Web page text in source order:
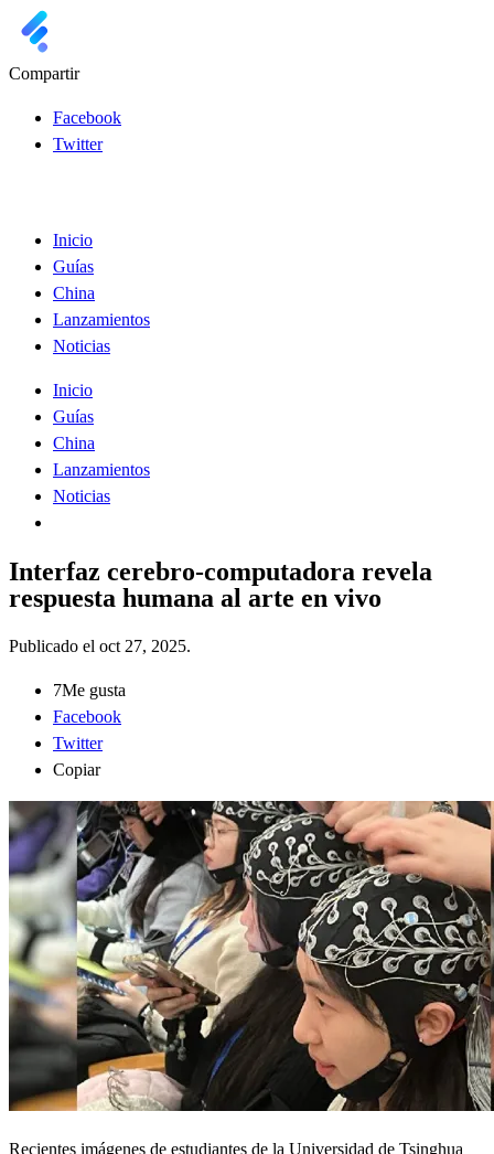
Compartir
Facebook
Twitter
Inicio
Guías
China
Lanzamientos
Noticias
Inicio
Guías
China
Lanzamientos
Noticias
Interfaz cerebro-computadora revela
respuesta humana al arte en vivo
Publicado el oct 27, 2025.
7Me gusta
Facebook
Twitter
Copiar
Recientes imágenes de estudiantes de la Universidad de Tsinghua